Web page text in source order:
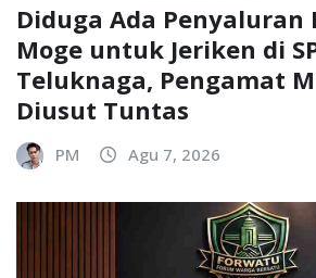
Diduga Ada
Moge untuk Jeriken di
Teluknaga, Pengamat
Diusut Tuntas
PM Agu 7, 2026